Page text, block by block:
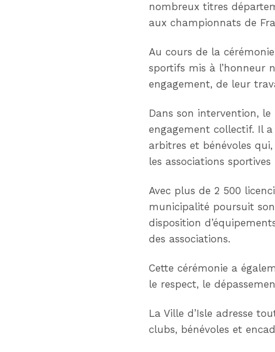
nombreux titres
aux championnats de
Au cours de la
sportifs mis à l’honneur
engagement, de leur
Dans son intervention,
engagement collectif. Il
arbitres et bénévoles
les associations sportives
Avec plus de 2 500
municipalité poursuit
disposition
des associations.
Cette cérémonie a
le respect, le
La Ville d’Isle adresse
clubs, bénévoles et